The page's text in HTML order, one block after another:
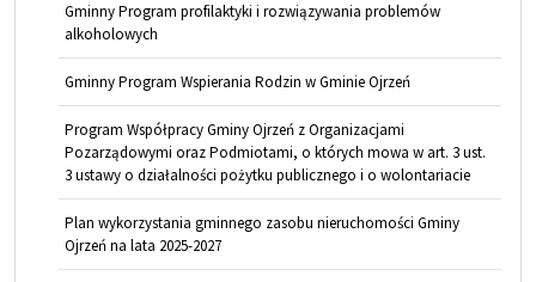
Gminny Program profilaktyki i rozwiązywania problemów
alkoholowych
Gminny Program Wspierania Rodzin w Gminie Ojrzeń
Program Współpracy Gminy Ojrzeń z Organizacjami
Pozarządowymi oraz Podmiotami, o których mowa w art. 3 ust.
3 ustawy o działalności pożytku publicznego i o wolontariacie
Plan wykorzystania gminnego zasobu nieruchomości Gminy
Ojrzeń na lata 2025-2027